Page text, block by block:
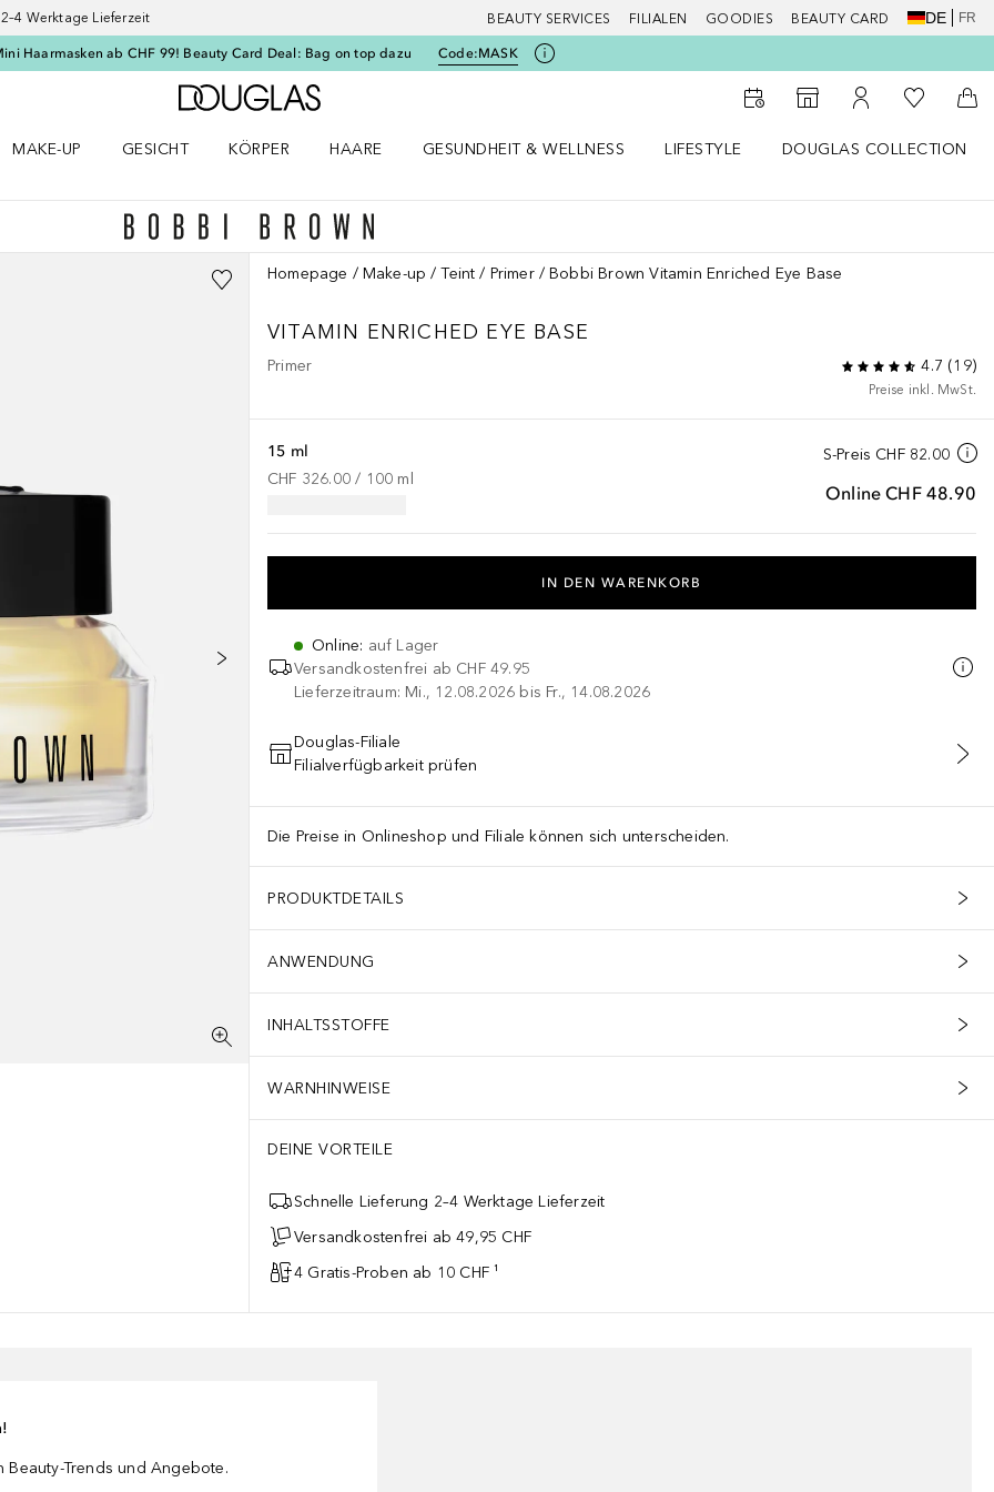
Werktage Lieferzeit BEAUTY SERVICES FILIALEN GOODIES BEAUTY CARD DE FR
Haarmasken ab CHF 99! Beauty Card Deal: Bag on top dazu Code:MASK
Zur Douglas Startseite
Zum Storefinder
Zu Meinem
Zu Meiner
MAKE-UP
GESICHT
KÖRPER
HAARE
GESUNDHEIT & WELLNESS
LIFESTYLE
DOUGLAS COLLECTION
Homepage Make-up Teint Primer Bobbi Brown Vitamin Enriched Eye Base
VITAMIN ENRICHED EYE BASE
Primer 4.7 (19)
Preise inkl. MwSt.
S-Preis CHF 82.00
Online CHF 48.90
15 ml
CHF 326.00 / 100 ml
IN DEN WARENKORB
Online: auf Lager
Versandkostenfrei ab CHF 49.95
Lieferzeitraum: Mi., 12.08.2026 bis Fr., 14.08.2026
Douglas-Filiale
Filialverfügbarkeit prüfen
Die Preise in Onlineshop und Filiale können sich unterscheiden.
PRODUKTDETAILS
ANWENDUNG
INHALTSSTOFFE
WARNHINWEISE
DEINE VORTEILE
Schnelle Lieferung 2–4 Werktage Lieferzeit
Versandkostenfrei ab 49,95 CHF
4 Gratis-Proben ab 10 CHF ¹
Trends und Angebote.